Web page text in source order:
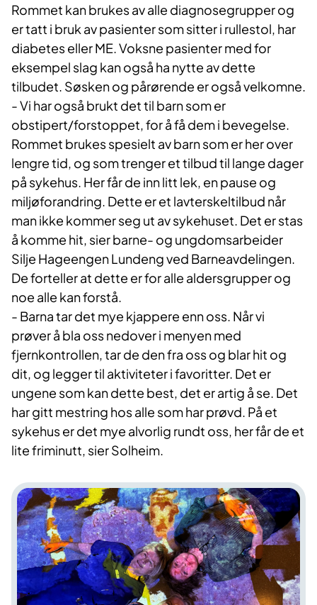
Rommet kan brukes av alle diagnosegrupper og
er tatt i bruk av pasienter som sitter i rullestol, har
diabetes eller ME. Voksne pasienter med for
eksempel slag kan også ha nytte av dette
tilbudet. Søsken og pårørende er også velkomne.
- Vi har også brukt det til barn som er
obstipert/forstoppet, for å få dem i bevegelse.
Rommet brukes spesielt av barn som er her over
lengre tid, og som trenger et tilbud til lange dager
på sykehus. Her får de inn litt lek, en pause og
miljøforandring. Dette er et lavterskeltilbud når
man ikke kommer seg ut av sykehuset. Det er stas
å komme hit, sier barne- og ungdomsarbeider
Silje Hageengen Lundeng ved Barneavdelingen.
De forteller at dette er for alle aldersgrupper og
noe alle kan forstå.
- Barna tar det mye kjappere enn oss. Når vi
prøver å bla oss nedover i menyen med
fjernkontrollen, tar de den fra oss og blar hit og
dit, og legger til aktiviteter i favoritter. Det er
ungene som kan dette best, det er artig å se. Det
har gitt mestring hos alle som har prøvd. På et
sykehus er det mye alvorlig rundt oss, her får de et
lite friminutt, sier Solheim.